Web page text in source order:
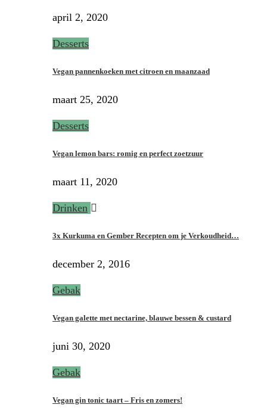
april 2, 2020
Desserts
Vegan pannenkoeken met citroen en maanzaad
maart 25, 2020
Desserts
Vegan lemon bars: romig en perfect zoetzuur
maart 11, 2020
Drinken
3x Kurkuma en Gember Recepten om je Verkoudheid…
december 2, 2016
Gebak
Vegan galette met nectarine, blauwe bessen & custard
juni 30, 2020
Gebak
Vegan gin tonic taart – Fris en zomers!